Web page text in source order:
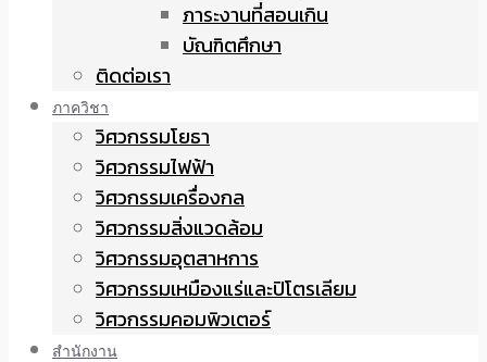
ภาระงานที่สอนเกิน
บัณฑิตศึกษา
ติดต่อเรา
ภาควิชา
วิศวกรรมโยธา
วิศวกรรมไฟฟ้า
วิศวกรรมเครื่องกล
วิศวกรรมสิ่งแวดล้อม
วิศวกรรมอุตสาหการ
วิศวกรรมเหมืองแร่และปิโตรเลียม
วิศวกรรมคอมพิวเตอร์
สำนักงาน